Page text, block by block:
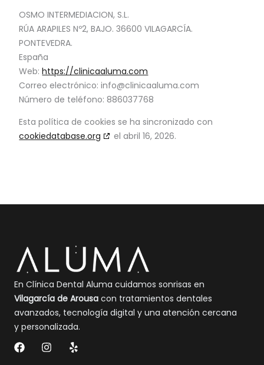
OSMO INTERMEDIACION, S.L.
RÚA ARAPILES Nº2, BAJO. 36600 VILAGARCÍA.
PONTEVEDRA.
España
Web:https://clinicaaluma.com
Correo electrónico:info@clinicaaluma.com
Número de teléfono: 886037768
Esta política de cookies se ha sincronizado con
cookiedatabase.org
el abril 16, 2026.
En Clínica Dental Aluma cuidamos sonrisas en
Vilagarcía de Arousa con tratamientos dentales
avanzados, tecnología digital y una atención cercana
y personalizada.
F
a
I
n
Y
e